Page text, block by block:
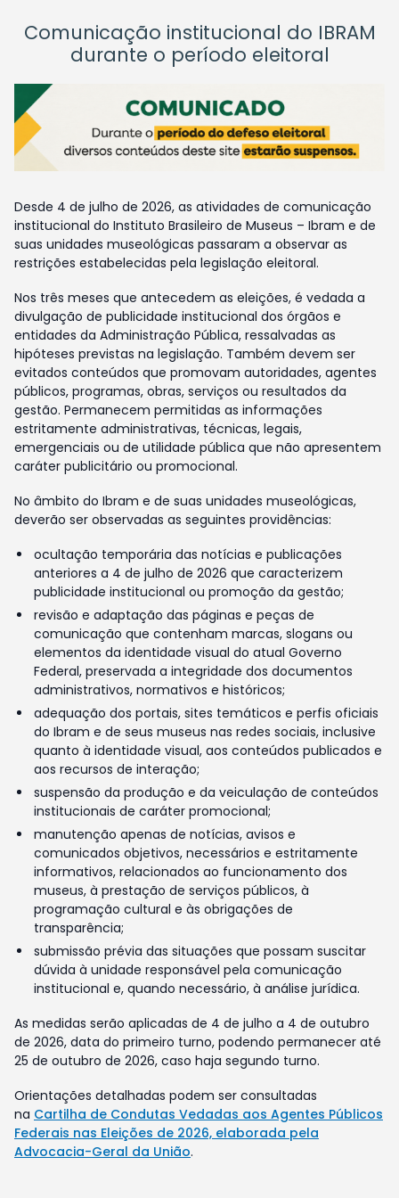
Comunicação institucional do IBRAM
durante o período eleitoral
Desde 4 de julho de 2026, as atividades de comunicação
institucional do Instituto Brasileiro de Museus – Ibram e de
suas unidades museológicas passaram a observar as
restrições estabelecidas pela legislação eleitoral.
Nos três meses que antecedem as eleições, é vedada a
divulgação de publicidade institucional dos órgãos e
entidades da Administração Pública, ressalvadas as
hipóteses previstas na legislação. Também devem ser
evitados conteúdos que promovam autoridades, agentes
públicos, programas, obras, serviços ou resultados da
gestão. Permanecem permitidas as informações
estritamente administrativas, técnicas, legais,
emergenciais ou de utilidade pública que não apresentem
caráter publicitário ou promocional.
No âmbito do Ibram e de suas unidades museológicas,
deverão ser observadas as seguintes providências:
ocultação temporária das notícias e publicações
anteriores a 4 de julho de 2026 que caracterizem
publicidade institucional ou promoção da gestão;
revisão e adaptação das páginas e peças de
comunicação que contenham marcas, slogans ou
elementos da identidade visual do atual Governo
Federal, preservada a integridade dos documentos
administrativos, normativos e históricos;
adequação dos portais, sites temáticos e perfis oficiais
do Ibram e de seus museus nas redes sociais, inclusive
quanto à identidade visual, aos conteúdos publicados e
aos recursos de interação;
suspensão da produção e da veiculação de conteúdos
institucionais de caráter promocional;
manutenção apenas de notícias, avisos e
comunicados objetivos, necessários e estritamente
informativos, relacionados ao funcionamento dos
museus, à prestação de serviços públicos, à
programação cultural e às obrigações de
transparência;
submissão prévia das situações que possam suscitar
dúvida à unidade responsável pela comunicação
institucional e, quando necessário, à análise jurídica.
As medidas serão aplicadas de 4 de julho a 4 de outubro
de 2026, data do primeiro turno, podendo permanecer até
25 de outubro de 2026, caso haja segundo turno.
Orientações detalhadas podem ser consultadas
na Cartilha de Condutas Vedadas aos Agentes Públicos
Federais nas Eleições de 2026, elaborada pela
Advocacia-Geral da União.